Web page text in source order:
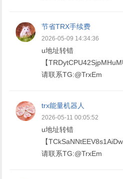
节省TRX手续费
2026-05-09 14:34:36
u地址转错
【
请联系TG:@TrxEm
trx能量机器人
2026-05-11 00:05:52
u地址转错
【
请联系TG:@TrxEm